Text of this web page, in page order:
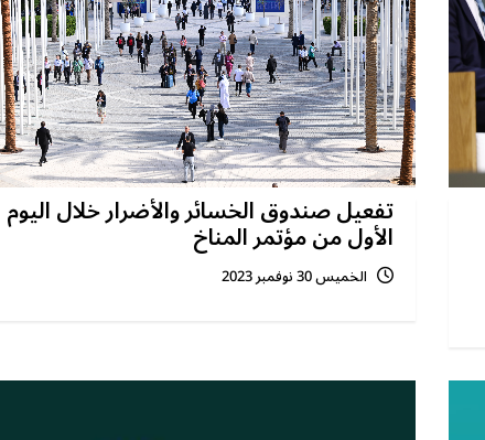
تفعيل صندوق الخسائر والأضرار خلال اليوم
الأول من مؤتمر المناخ
الخميس 30 نوفمبر 2023